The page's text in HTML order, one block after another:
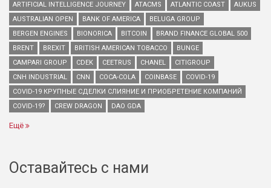
ARTIFICIAL INTELLIGENCE JOURNEY
ATACMS ATLANTIC COAST
AUKUS
AUSTRALIAN OPEN
BANK OF AMERICA
BELUGA GROUP
BERGEN ENGINES
BIONORICA BITCOIN
BRAND FINANCE GLOBAL 500
BRENT
BREXIT BRITISH AMERICAN TOBACCO
BUNGE
CAMPARI GROUP
CDEK CEETRUS CHANEL
CITIGROUP
CNH INDUSTRIAL
CNN COCA-COLA COINBASE
COVID-19
COVID-19 КРУПНЫЕ СДЕЛКИ СЛИЯНИЕ И ПРИОБРЕТЕНИЕ КОМПАНИЙ
COVID-19?
CREW DRAGON DAO GDA
Ещё
Оставайтесь с нами